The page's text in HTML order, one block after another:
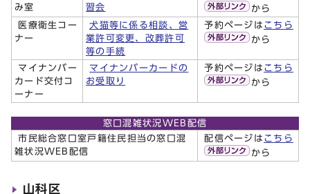
み室
習会
から
医療衛生コー
ナー
犬猫等に係る相談、営
業許可変更、改葬許可
等の手続
予約ページは こちら
から
マイナンバー
カード交付コ
ーナー
マイナンバーカードの
お受取り
予約ページは こちら
から
窓口混雑状況WEB配信
市民総合窓口室戸籍住民担当の窓口混
雑状況WEB配信
配信ページは こちら
から
山科区